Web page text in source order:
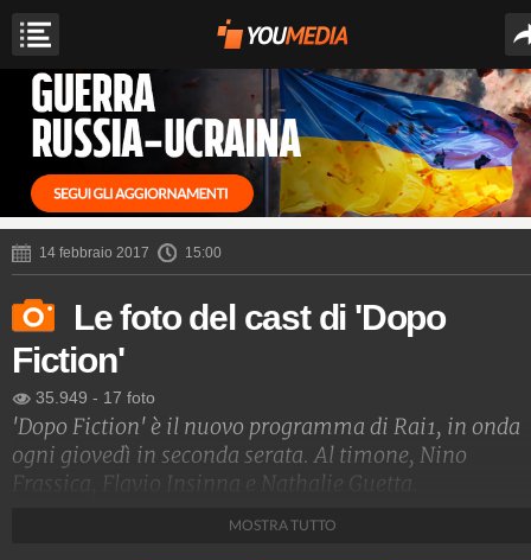
14 febbraio 2017 15:00
Le foto del cast di 'Dopo
Fiction'
35.949 - 17 foto
'Dopo Fiction' è il nuovo programma di Rai1, in onda
ogni giovedì in seconda serata. Al timone, Nino
Frassica, Flavio Insinna e Nathalie Guetta.
Spettacolo FanpageMOSTRA TUTTO